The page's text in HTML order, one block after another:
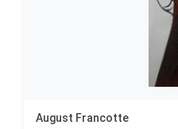
August Francotte